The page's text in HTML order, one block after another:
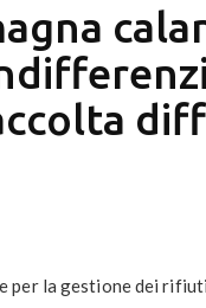
per la gestione dei